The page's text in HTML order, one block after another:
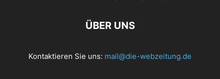
ÜBER UNS
Kontaktieren Sie uns: mail@die-webzeitung.de